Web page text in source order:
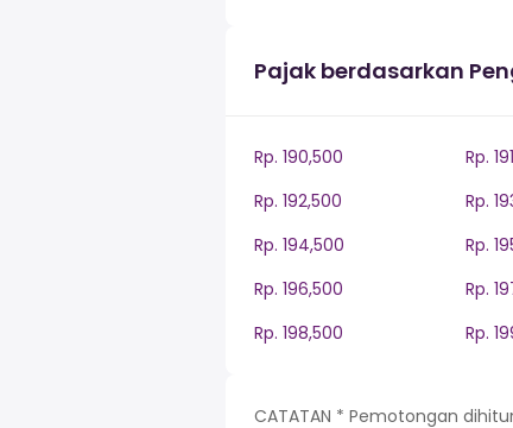
Pajak berdasarkan
Rp. 190,500 Rp.
Rp. 192,500
Rp.
Rp. 194,500
Rp.
Rp. 196,500
Rp.
Rp. 198,500
Rp.
CATATAN * Pemotongan